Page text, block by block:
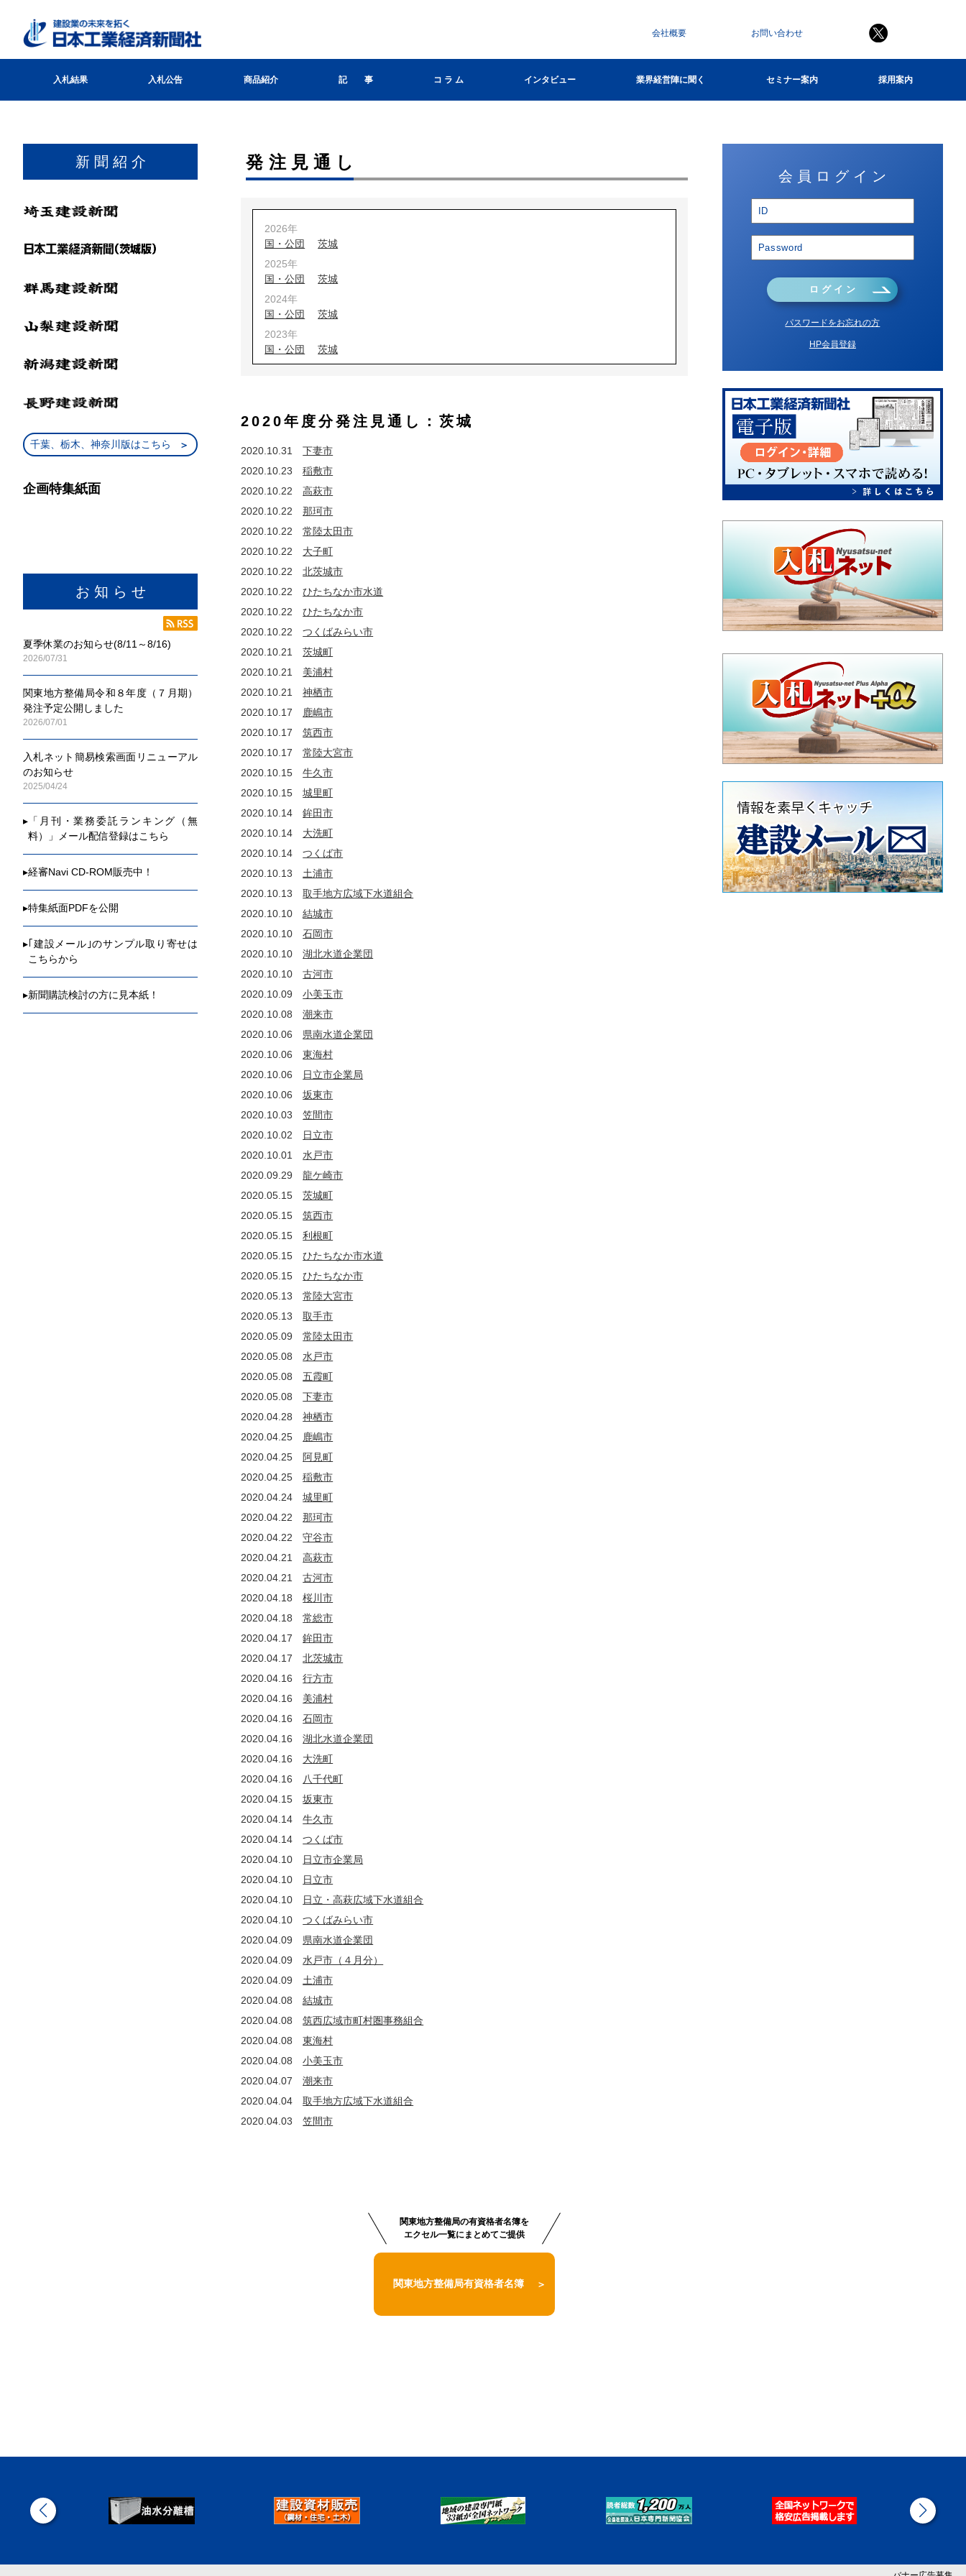
会社概要 お問い合わせ
入札結果 入札公告 商品紹介 記 事 コ ラ ム インタビュー 業界経営陣に聞く セミナー案内 採用案内
新 聞 紹 介
千葉、栃木、神奈川版はこちら
企画特集紙面
お 知 ら せ
夏季休業のお知らせ(8/11～8/16)
2026/07/31
関東地方整備局令和８年度（７月期）
発注予定公開しました
2026/07/01
入札ネット簡易検索画面リニューアル
のお知らせ
2025/04/24
▸ 「月刊・業務委託ランキング（無
料）」メール配信登録はこちら
▸経審Navi CD-ROM販売中！
▸特集紙面PDFを公開
▸ ｢建設メール｣のサンプル取り寄せは
こちらから
▸新聞購読検討の方に見本紙！
発注見通し
2026年
国・公団
茨城
2025年
国・公団
茨城
2024年
国・公団
茨城
2023年
国・公団
茨城
国・公団
茨城
埼玉
国・公団
茨城
2019年
国・公団
茨城
2018年
国・公団
茨城
埼玉
2017年
国・公団
茨城
埼玉
2015年
国・公団
茨城 埼玉
2014年
国・公団
茨城
2013年
国・公団
茨城
2011年
国・公団
2020年度分発注見通し：茨城
2020.10.31
下妻市
2020.10.23
稲敷市
2020.10.22
高萩市
2020.10.22
那珂市
2020.10.22
常陸太田市
2020.10.22
大子町
2020.10.22
北茨城市
2020.10.22
ひたちなか市水道
2020.10.22
ひたちなか市
2020.10.22
つくばみらい市
2020.10.21
茨城町
2020.10.21
美浦村
2020.10.21
神栖市
2020.10.17
鹿嶋市
2020.10.17
筑西市
2020.10.17
常陸大宮市
2020.10.15
牛久市
2020.10.15
城里町
2020.10.14
鉾田市
2020.10.14
大洗町
2020.10.14
つくば市
2020.10.13
土浦市
2020.10.13
取手地方広域下水道組合
2020.10.10
結城市
2020.10.10
石岡市
2020.10.10
湖北水道企業団
2020.10.10
古河市
2020.10.09
小美玉市
2020.10.08
潮来市
2020.10.06
県南水道企業団
2020.10.06
東海村
2020.10.06
日立市企業局
2020.10.06
坂東市
2020.10.03
笠間市
2020.10.02
日立市
2020.10.01
水戸市
2020.09.29
龍ケ崎市
2020.05.15
茨城町
2020.05.15
筑西市
2020.05.15
利根町
2020.05.15
ひたちなか市水道
2020.05.15
ひたちなか市
2020.05.13
常陸大宮市
2020.05.13
取手市
2020.05.09
常陸太田市
2020.05.08
水戸市
2020.05.08
五霞町
2020.05.08
下妻市
2020.04.28
神栖市
2020.04.25
鹿嶋市
2020.04.25
阿見町
2020.04.25
稲敷市
2020.04.24
城里町
2020.04.22
那珂市
2020.04.22
守谷市
2020.04.21
高萩市
2020.04.21
古河市
2020.04.18
桜川市
2020.04.18
常総市
2020.04.17
鉾田市
2020.04.17
北茨城市
2020.04.16
行方市
2020.04.16
美浦村
2020.04.16
石岡市
2020.04.16
湖北水道企業団
2020.04.16
大洗町
2020.04.16
八千代町
2020.04.15
坂東市
2020.04.14
牛久市
2020.04.14
つくば市
2020.04.10
日立市企業局
2020.04.10
日立市
2020.04.10
日立・高萩広域下水道組合
2020.04.10
つくばみらい市
2020.04.09
県南水道企業団
2020.04.09
水戸市（４月分）
2020.04.09
土浦市
2020.04.08
結城市
2020.04.08
筑西広域市町村圏事務組合
2020.04.08
東海村
2020.04.08
小美玉市
2020.04.07
潮来市
2020.04.04
取手地方広域下水道組合
2020.04.03
笠間市
関東地方整備局の有資格者名簿を
エクセル一覧にまとめてご提供
関東地方整備局有資格者名簿
会 員 ロ グ イ ン
ロ グ イ ン
パスワードをお忘れの方
HP会員登録